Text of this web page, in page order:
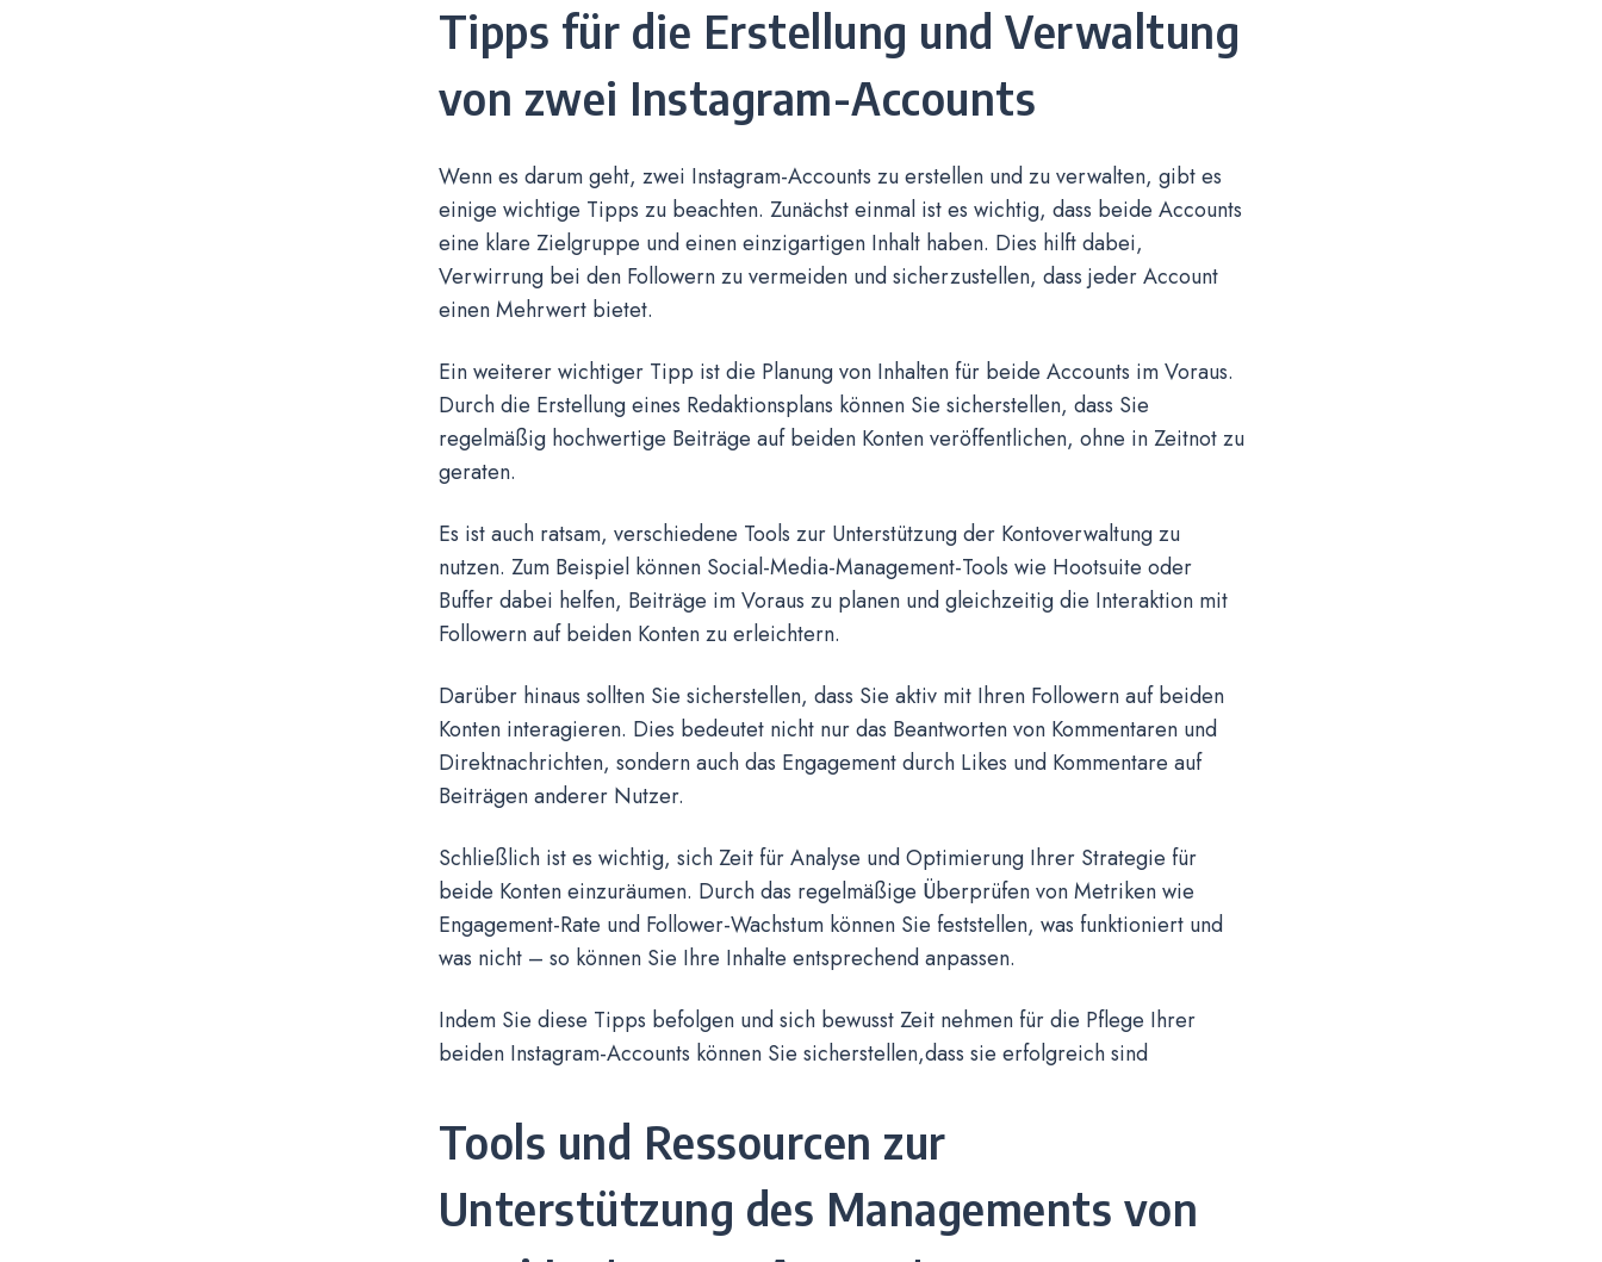
Tipps für die Erstellung und Verwaltung
von zwei Instagram-Accounts
Wenn es darum geht, zwei Instagram-Accounts zu erstellen und zu verwalten, gibt es
einige wichtige Tipps zu beachten. Zunächst einmal ist es wichtig, dass beide Accounts
eine klare Zielgruppe und einen einzigartigen Inhalt haben. Dies hilft dabei,
Verwirrung bei den Followern zu vermeiden und sicherzustellen, dass jeder Account
einen Mehrwert bietet.
Ein weiterer wichtiger Tipp ist die Planung von Inhalten für beide Accounts im Voraus.
Durch die Erstellung eines Redaktionsplans können Sie sicherstellen, dass Sie
regelmäßig hochwertige Beiträge auf beiden Konten veröffentlichen, ohne in Zeitnot zu
geraten.
Es ist auch ratsam, verschiedene Tools zur Unterstützung der Kontoverwaltung zu
nutzen. Zum Beispiel können Social-Media-Management-Tools wie Hootsuite oder
Buffer dabei helfen, Beiträge im Voraus zu planen und gleichzeitig die Interaktion mit
Followern auf beiden Konten zu erleichtern.
Darüber hinaus sollten Sie sicherstellen, dass Sie aktiv mit Ihren Followern auf beiden
Konten interagieren. Dies bedeutet nicht nur das Beantworten von Kommentaren und
Direktnachrichten, sondern auch das Engagement durch Likes und Kommentare auf
Beiträgen anderer Nutzer.
Schließlich ist es wichtig, sich Zeit für Analyse und Optimierung Ihrer Strategie für
beide Konten einzuräumen. Durch das regelmäßige Überprüfen von Metriken wie
Engagement-Rate und Follower-Wachstum können Sie feststellen, was funktioniert und
was nicht – so können Sie Ihre Inhalte entsprechend anpassen.
Indem Sie diese Tipps befolgen und sich bewusst Zeit nehmen für die Pflege Ihrer
beiden Instagram-Accounts können Sie sicherstellen,dass sie erfolgreich sind
Tools und Ressourcen zur
Unterstützung des Managements von